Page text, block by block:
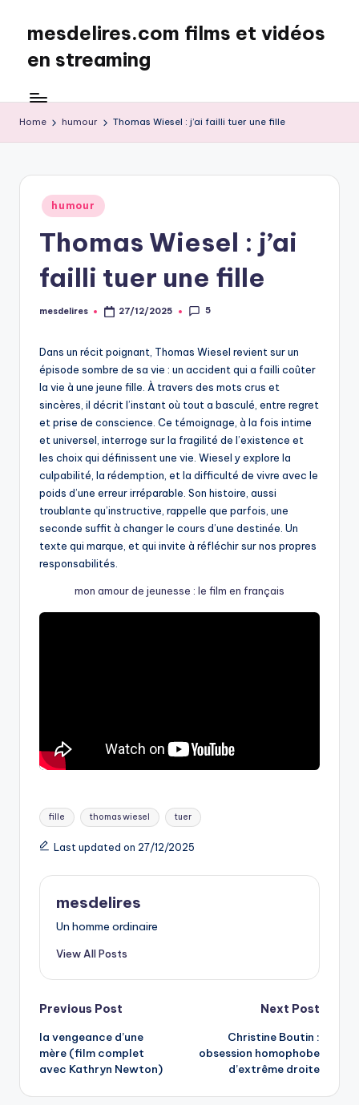
content
mesdelires.com films et vidéos
en streaming
:
film
et
complet
français
Home humour Thomas Wiesel : j’ai failli tuer une fille
Posted
in
humour
Thomas Wiesel : j’ai
failli tuer une fille
Posted
mesdelires 27/12/2025 5
Dans un récit poignant, Thomas Wiesel revient sur un
épisode sombre de sa vie : un accident qui a failli coûter
la vie à une jeune fille. À travers des mots crus et
sincères, il décrit l’instant où tout a basculé, entre regret
et prise de conscience. Ce témoignage, à la fois intime
et universel, interroge sur la fragilité de l’existence et
les choix qui définissent une vie. Wiesel y explore la
culpabilité, la rédemption, et la difficulté de vivre avec le
poids d’une erreur irréparable. Son histoire, aussi
troublante qu’instructive, rappelle que parfois, une
seconde suffit à changer le cours d’une destinée. Un
texte qui marque, et qui invite à réfléchir sur nos propres
responsabilités.
mon amour de jeunesse : le film en français
Tags:
fille thomas wiesel tuer
Last updated on 27/12/2025
mesdelires
Un homme ordinaire
View All Posts
Post
navigation
Previous Post
la vengeance d’une
mère (film complet
avec Kathryn Newton)
Next Post
Christine Boutin :
obsession homophobe
d’extrême droite